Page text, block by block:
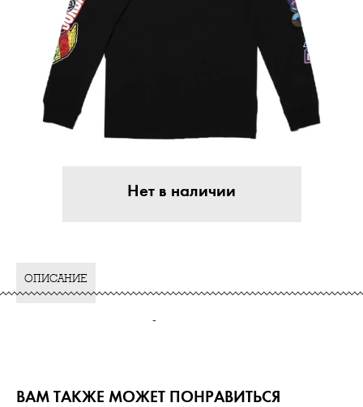
Нет в наличии
ОПИСАНИЕ
-
ВАМ ТАКЖЕ МОЖЕТ ПОНРАВИТЬСЯ